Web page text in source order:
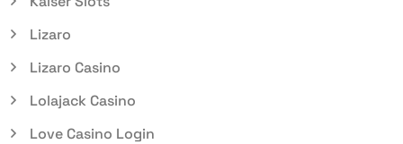
Lizaro
Lizaro Casino
Lolajack Casino
Love Casino Login